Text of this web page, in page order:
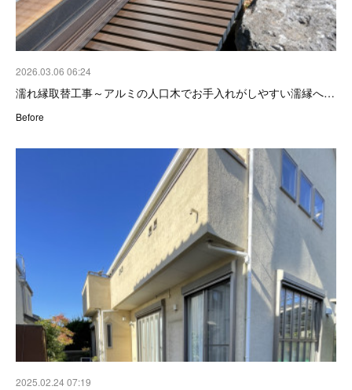
2026.03.06 06:24
濡れ縁取替工事～アルミの人口木でお手入れがしやすい濡縁へ…
Before
2025.02.24 07:19